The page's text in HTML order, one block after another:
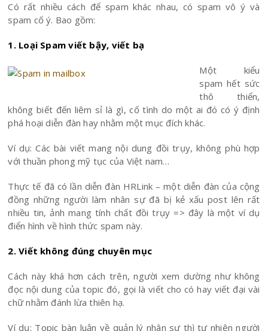
Có rất nhiều cách để spam khác nhau, có spam vô ý và
spam cố ý. Bao gồm:
1. Loại Spam viết bậy, viết bạ
Một kiểu
spam hết sức
thô thiển,
không biết đến liêm sỉ là gì, cố tình do một ai đó có ý định
phá hoại diễn đàn hay nhằm một mục đích khác.
Ví dụ: Các bài viết mang nội dung đồi trụy, không phù hợp
với thuần phong mỹ tục của Việt nam…
Thực tế đã có lần diễn đàn HRLink – một diễn đàn của cộng
đồng những người làm nhân sự đã bị kẻ xấu post lên rất
nhiều tin, ảnh mang tính chất đồi trụy => đây là một ví dụ
điển hình về hình thức spam này.
2. Viết không đúng chuyên mục
Cách này khá hơn cách trên, người xem dường như không
đọc nội dung của topic đó, gọi là viết cho có hay viết đại vài
chữ nhằm đánh lừa thiên hạ.
Ví dụ: Topic bàn luận về quản lý nhân sự thì tự nhiên người